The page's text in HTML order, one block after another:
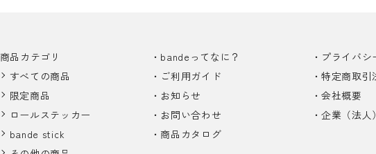
商品カテゴリ
すべての商品
限定商品
ロールステッカー
bande stick
bandeってなに？
ご利用ガイド
お知らせ
お問い合わせ
商品カタログ
プライバシ
特定商取引
会社概要
企業（法人